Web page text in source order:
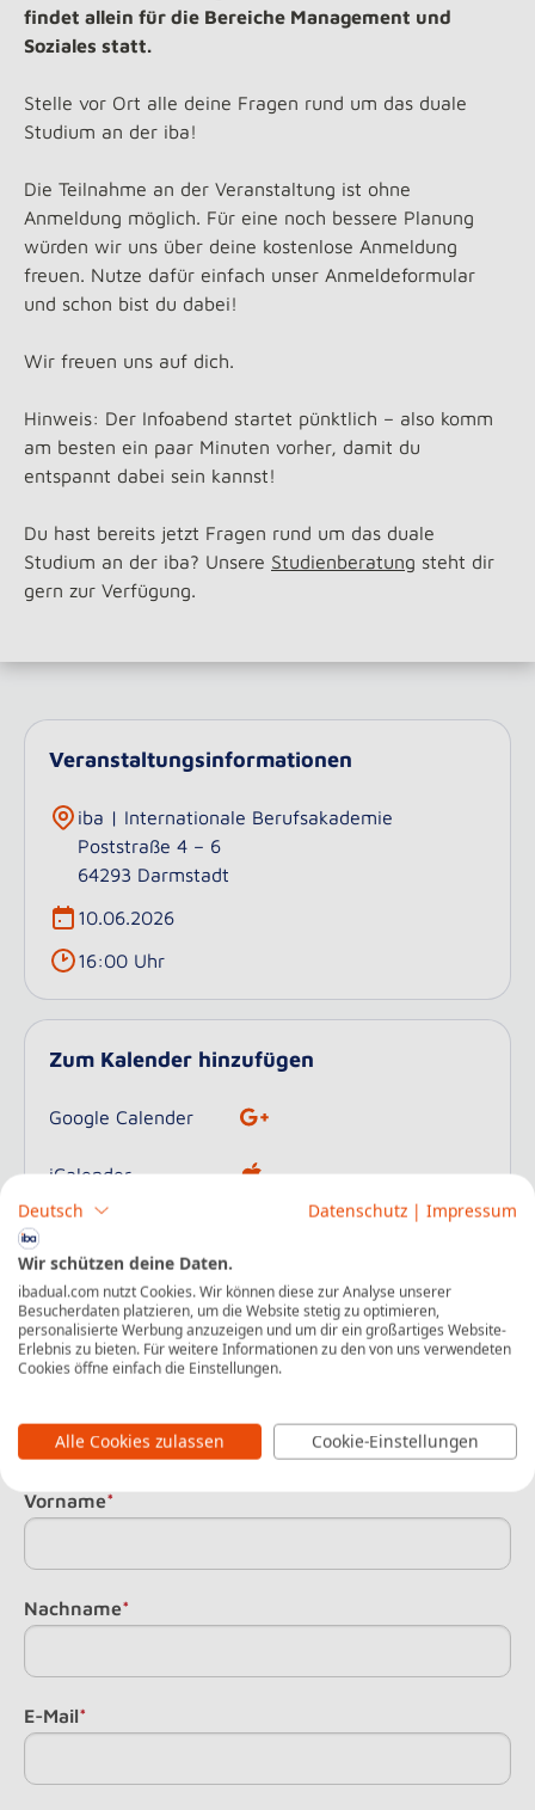
findet allein für die Bereiche Management und
Soziales statt.
Stelle vor Ort alle deine Fragen rund um das duale
Studium an der iba!
Die Teilnahme an der Veranstaltung ist ohne
Anmeldung möglich. Für eine noch bessere Planung
würden wir uns über deine kostenlose Anmeldung
freuen. Nutze dafür einfach unser Anmeldeformular
und schon bist du dabei!
Wir freuen uns auf dich.
Hinweis: Der Infoabend startet pünktlich – also komm
am besten ein paar Minuten vorher, damit du
entspannt dabei sein kannst!
Du hast bereits jetzt Fragen rund um das duale
Studium an der iba? Unsere Studienberatung steht dir
gern zur Verfügung.
Veranstaltungsinformationen
iba | Internationale Berufsakademie
Poststraße 4 – 6
64293 Darmstadt
10.06.2026
16:00 Uhr
Zum Kalender hinzufügen
Google Calender
iCalender
anmelden
Vorname*
Nachname*
E-Mail*
Deutsch Datenschutz | Impressum
Wir schützen deine Daten.
ibadual.com nutzt Cookies. Wir können diese zur Analyse unserer
Besucherdaten platzieren, um die Website stetig zu optimieren,
personalisierte Werbung anzuzeigen und um dir ein großartiges Website-
Erlebnis zu bieten. Für weitere Informationen zu den von uns verwendeten
Cookies öffne einfach die Einstellungen.
Alle Cookies zulassen Cookie-Einstellungen